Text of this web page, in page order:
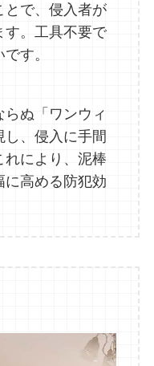
とで、侵入者が
す。工具不要で
す。
らぬ「ワンウィ
し、侵入に手間
れにより、泥棒
に高める防犯効